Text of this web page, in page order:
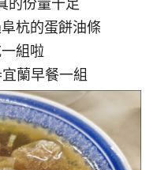
杭的蛋餅油條
組啦
蘭早餐一組